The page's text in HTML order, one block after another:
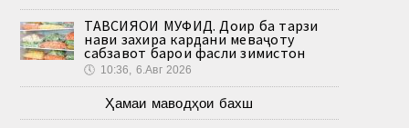
ТАВСИЯҲОИ МУФИД. Доир ба тарзи
нави захира кардани меваҷоту
сабзавот барои фасли зимистон
🕔 10:36, 6.Авг 2026
Ҳамаи маводҳои бахш